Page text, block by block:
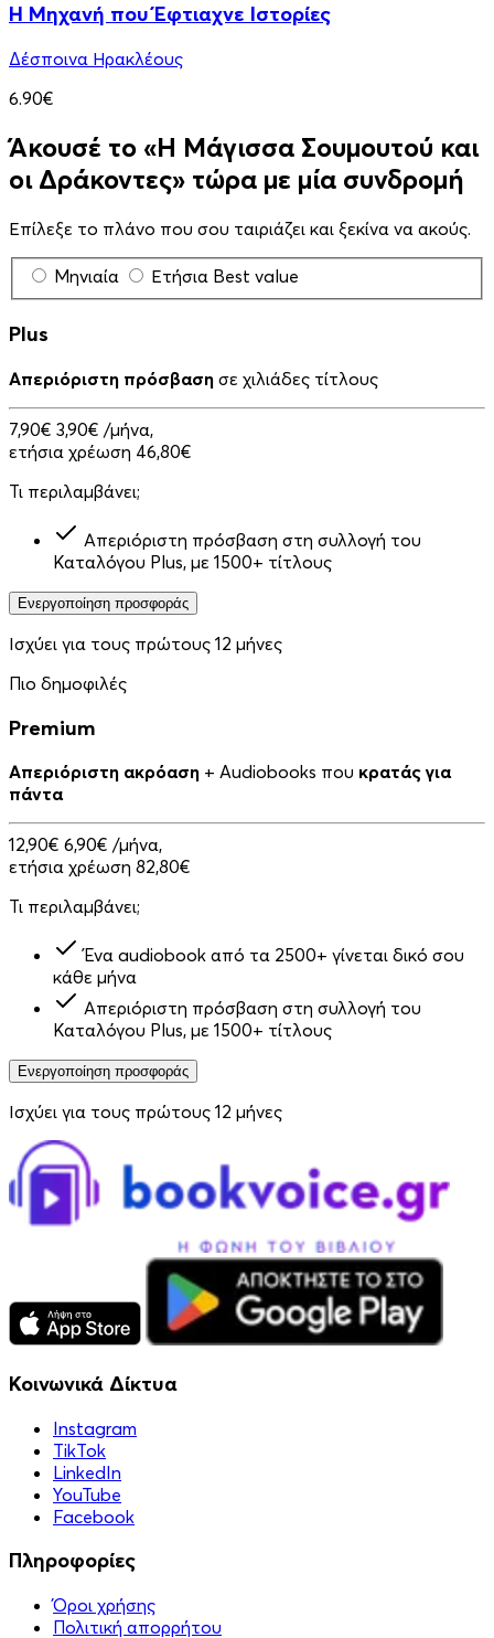
Η Μηχανή που Έφτιαχνε Ιστορίες
Δέσποινα Ηρακλέους
6.90€
Άκουσέ το «Η Μάγισσα Σουμουτού και
οι Δράκοντες» τώρα με μία συνδρομή
Επίλεξε το πλάνο που σου ταιριάζει και ξεκίνα να ακούς.
Μηνιαία Ετήσια Best value
Plus
Απεριόριστη πρόσβαση σε χιλιάδες τίτλους
7,90€ 3,90€ /μήνα,
ετήσια χρέωση 46,80€
Τι περιλαμβάνει;
Απεριόριστη πρόσβαση στη συλλογή του
Καταλόγου Plus, με 1500+ τίτλους
Ενεργοποίηση προσφοράς
Ισχύει για τους πρώτους 12 μήνες
Πιο δημοφιλές
Premium
Απεριόριστη ακρόαση + Audiobooks που κρατάς για
πάντα
12,90€ 6,90€ /μήνα,
ετήσια χρέωση 82,80€
Τι περιλαμβάνει;
Ένα audiobook από τα 2500+ γίνεται δικό σου
κάθε μήνα
Απεριόριστη πρόσβαση στη συλλογή του
Καταλόγου Plus, με 1500+ τίτλους
Ενεργοποίηση προσφοράς
Ισχύει για τους πρώτους 12 μήνες
Κοινωνικά Δίκτυα
Instagram
TikTok
LinkedIn
YouTube
Facebook
Πληροφορίες
Όροι χρήσης
Πολιτική απορρήτου